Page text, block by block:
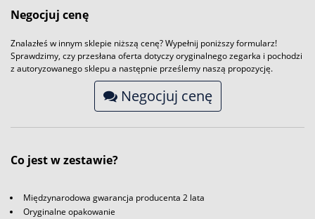
Negocjuj cenę
Znalazłeś w innym sklepie niższą cenę? Wypełnij poniższy formularz!
Sprawdzimy, czy przesłana oferta dotyczy oryginalnego zegarka i pochodzi
z autoryzowanego sklepu a następnie prześlemy naszą propozycję.
Negocjuj cenę
Co jest w zestawie?
Międzynarodowa gwarancja producenta 2 lata
Oryginalne opakowanie